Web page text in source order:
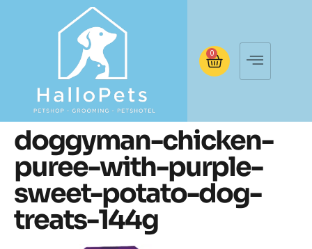
0
doggyman-chicken-
puree-with-purple-
sweet-potato-dog-
treats-144g